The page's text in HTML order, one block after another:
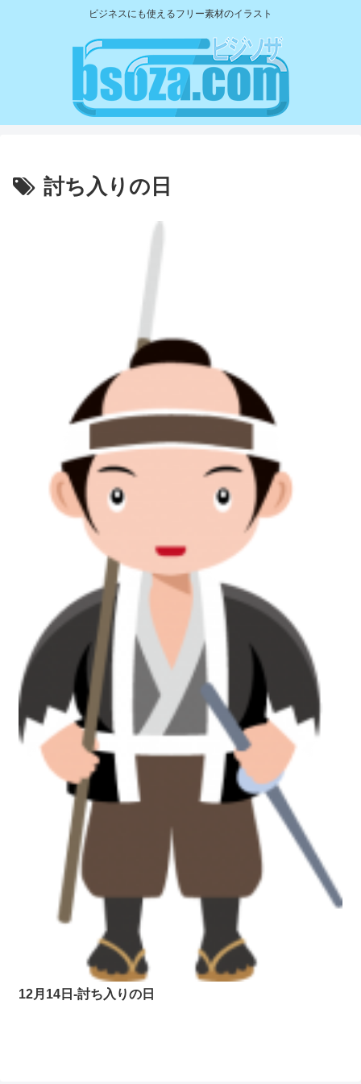
ビジネスにも使えるフリー素材のイラスト
討ち入りの日
12月14日-討ち入りの日